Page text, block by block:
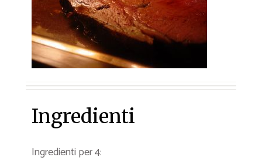
Ingredienti
Ingredienti per 4: